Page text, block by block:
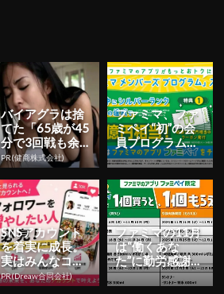
バイアグラは捨
てた「65歳が45
分で3回戦も余
裕」1日31円で
朝まで絶好調！
PR(健商株式会社)
ファミマ、ファ
ミペイ“初”の会
員プログラム開
始！7月は総額2
億円相当のキャ
ンペー...
SNSアカウント
を着実に成長。
実はみんなココ
使ってます。
PR(Dreaw合同会社)
ファミマの11月
は“働くあな
た”に勤労感謝の
ご褒美連発！ド
リンク無料や限